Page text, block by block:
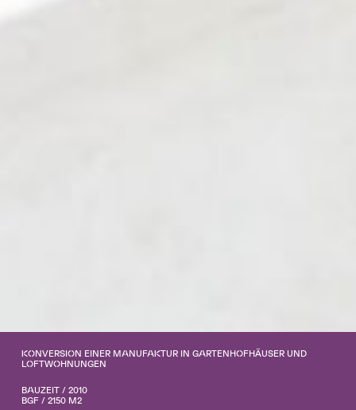
KONVERSION EINER MANUFAKTUR IN GARTENHOFHÄUSER UND
LOFTWOHNUNGEN
BAUZEIT / 2010
BGF / 2150 M2